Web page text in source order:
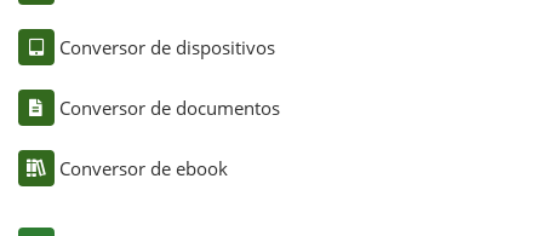
Conversor de dispositivos
Conversor de documentos
Conversor de ebook